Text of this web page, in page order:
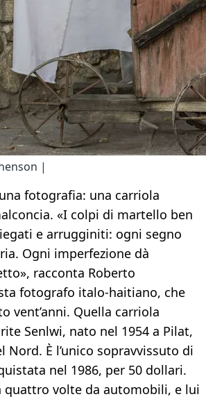
|
una fotografia: una carriola
«I colpi di martello ben
e arrugginiti: ogni segno
Ogni imperfezione dà
racconta Roberto
fotografo italo-haitiano, che
vent’anni. Quella carriola
Senlwi, nato nel 1954 a Pilat,
Nord. È l’unico sopravvissuto di
nel 1986, per 50 dollari.
quattro volte da automobili, e lui